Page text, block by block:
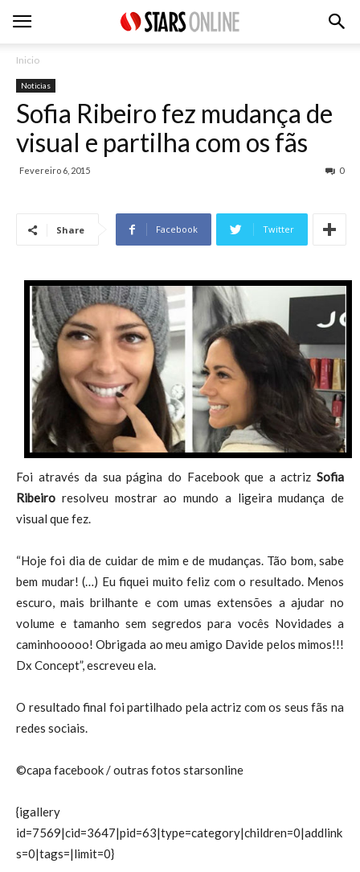
Inicio
Noticias
Sofia Ribeiro fez mudança de
visual e partilha com os fãs
Fevereiro 6, 2015 0
Share Facebook Twitter
Foi através da sua página do Facebook que a actriz Sofia
Ribeiro resolveu mostrar ao mundo a ligeira mudança de
visual que fez.
“Hoje foi dia de cuidar de mim e de mudanças. Tão bom, sabe
bem mudar! (…) Eu fiquei muito feliz com o resultado. Menos
escuro, mais brilhante e com umas extensões a ajudar no
volume e tamanho sem segredos para vocês Novidades a
caminhooooo! Obrigada ao meu amigo Davide pelos mimos!!!
Dx Concept”, escreveu ela.
O resultado final foi partilhado pela actriz com os seus fãs na
redes sociais.
©capa facebook / outras fotos starsonline
{igallery
id=7569|cid=3647|pid=63|type=category|children=0|addlink
s=0|tags=|limit=0}